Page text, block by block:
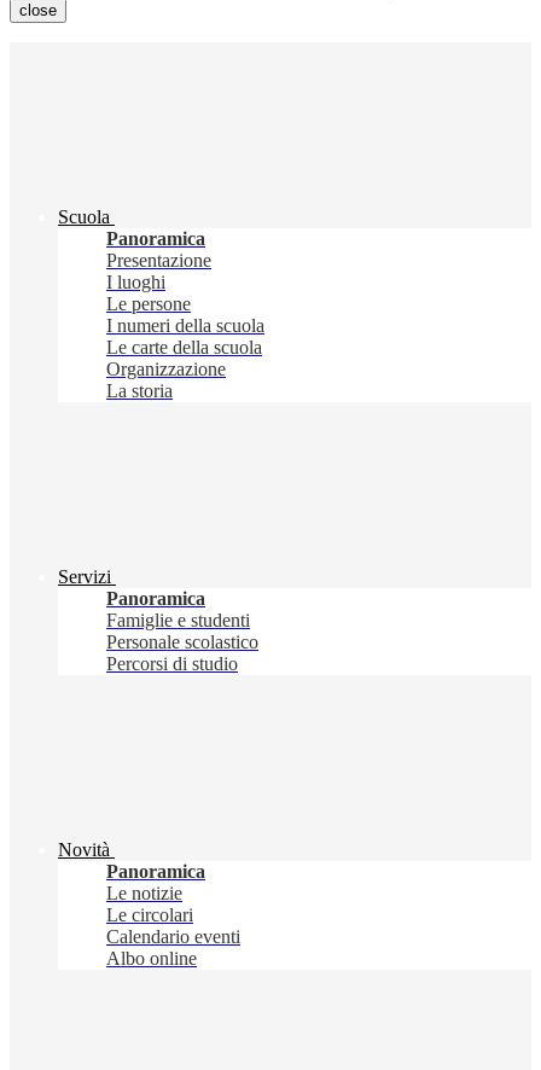
close
Scuola
Panoramica
Presentazione
I luoghi
Le persone
I numeri della scuola
Le carte della scuola
Organizzazione
La storia
Servizi
Panoramica
Famiglie e studenti
Personale scolastico
Percorsi di studio
Novità
Panoramica
Le notizie
Le circolari
Calendario eventi
Albo online